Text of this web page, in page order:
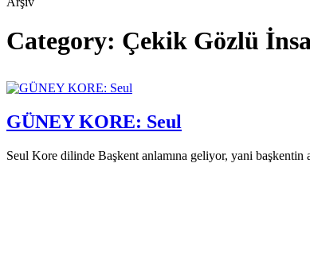
Category: Çekik Gözlü
GÜNEY KORE: Seul
Seul Kore dilinde Başkent anlamına geliyor, yani başkentin